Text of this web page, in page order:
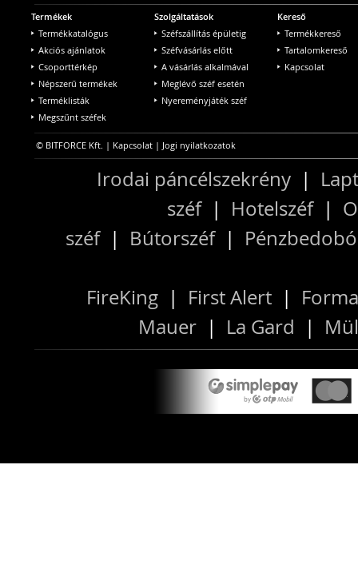
Termékek
Termékkatalógus
Akciós ajánlatok
Csoporttérkép
Népszerű termékek
Terméklisták
Megszűnt széfek
Szolgáltatások
Széfszállítás épületig
Széfvásárlás előtt
A vásárlás alkalmával
Meglévő széf esetén
Nyereményjáték széf
Kereső
Termékkereső
Tartalomkereső
Kapcsolat
© BITFORCE Kft. | Kapcsolat | Jogi nyilatkozatok
Irodai páncélszekrény |
széf| Hotelszéf|
széf| Bútorszéf|
FireKing | First Alert |
Mauer | La Gard |